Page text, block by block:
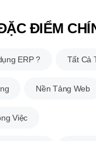
ĐIỂM
ERP ? Tất Cả
Nền Tảng Web
Việc